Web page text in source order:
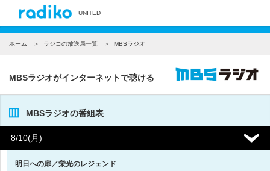
UNITED
ホーム ラジコの放送局一覧 MBSラジオ
MBSラジオがインターネットで聴ける
MBSラジオの番組表
8/10(月)
明日への扉／栄光のレジェンド